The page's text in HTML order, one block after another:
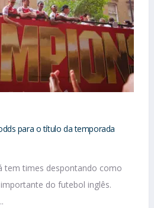
para o título da temporada
tem times despontando como
do futebol inglês.